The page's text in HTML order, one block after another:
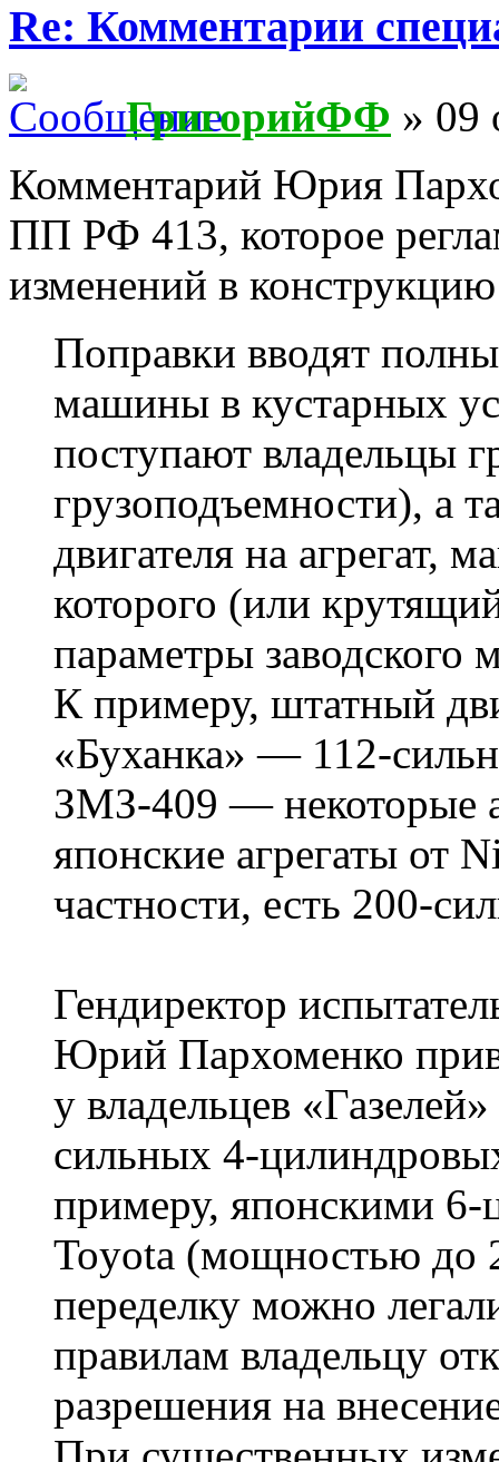
Re: Комментарии
ГригорийФФ » 09
Комментарий Юрия
ПП РФ 413, которое
изменений в
Поправки вводят
машины в кустарных
поступают владельцы
грузоподъемности), а
двигателя на агрегат,
которого (или
параметры заводского
К примеру, штатный
«Буханка» — 112-
ЗМЗ-409 — некоторые
японские агрегаты от
частности, есть 200-
Гендиректор
Юрий Пархоменко
у владельцев
сильных 4-
примеру, японскими
Toyota (мощностью до
переделку можно
правилам владельцу
разрешения на